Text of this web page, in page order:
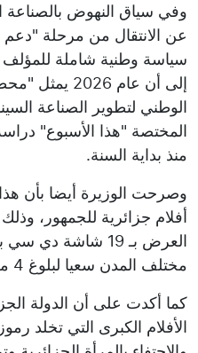
وفي سياق النهوض بالصناعة
عن الانتقال من مرحلة "دعم
سياسة وطنية شاملة للمؤلف
إلى أن عام
الوطني لتطوير الصناعة
المختصة "هذا الأسبوع"
منذ بداية السنة.
وصرحت الوزيرة أيضا بأن
أفلام جزائرية للجمهور،
العرض بـ 19 شاشة
مختلف المدن سعيا لبلوغ 4 ملايين متفرج في أفق 2030".
كما أكدت على أن الدولة
الأفلام الكبرى التي تخلد